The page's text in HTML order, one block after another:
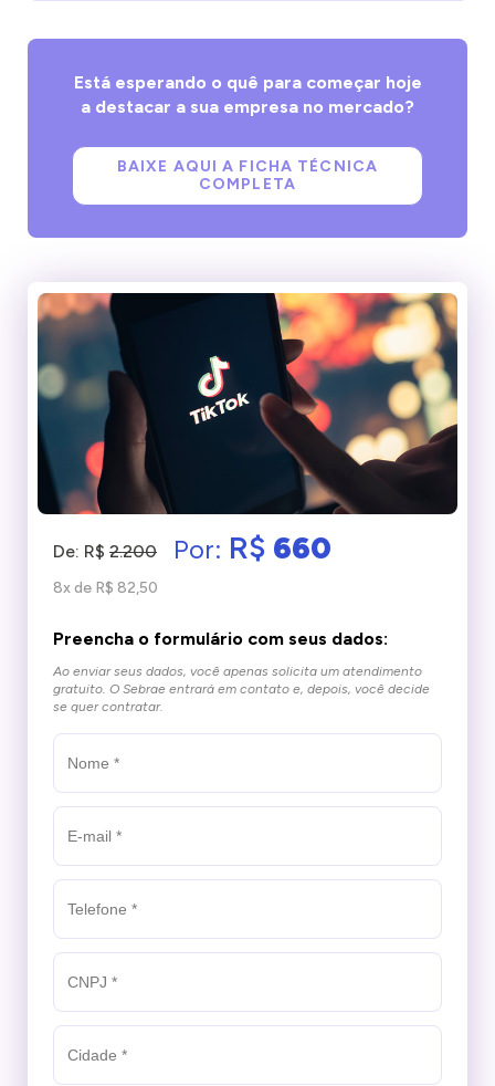
Está esperando o quê para começar hoje
a destacar a sua empresa no mercado?
BAIXE AQUI A FICHA TÉCNICA
COMPLETA
De: R$ 2.200 Por: R$ 660
8x de R$ 82,50
Preencha o formulário com seus dados:
Ao enviar seus dados, você apenas solicita um atendimento
gratuito. O Sebrae entrará em contato e, depois, você decide
se quer contratar.